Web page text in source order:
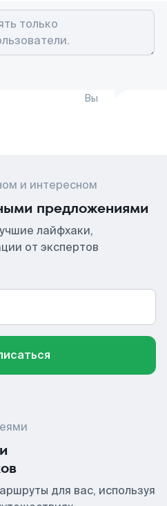
Вы
и интересном
предложениями
лайфхаки,
от экспертов
для вас, используя